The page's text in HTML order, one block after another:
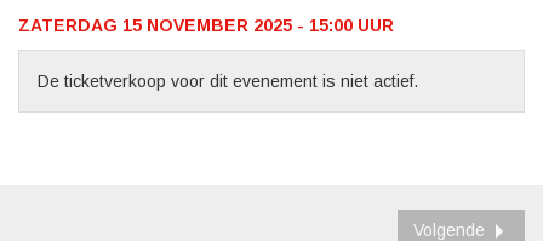
ZATERDAG 15 NOVEMBER 2025 - 15:00 UUR
De ticketverkoop voor dit evenement is niet actief.
Volgende